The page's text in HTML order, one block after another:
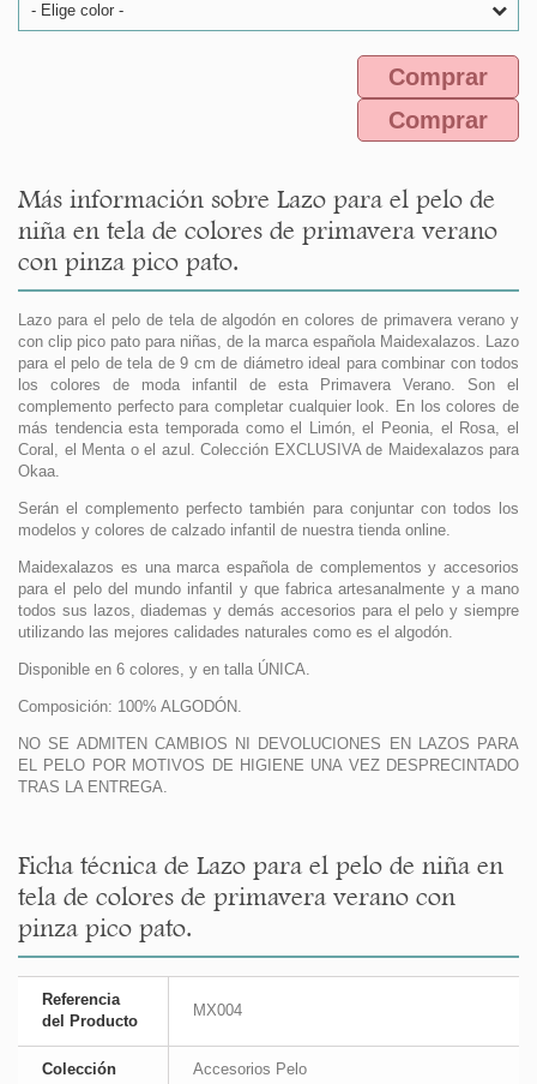
- Elige color -
Comprar
Comprar
Más información sobre Lazo para el pelo de
niña en tela de colores de primavera verano
con pinza pico pato.
Lazo para el pelo de tela de algodón en colores de primavera verano y
con clip pico pato para niñas, de la marca española Maidexalazos. Lazo
para el pelo de tela de 9 cm de diámetro ideal para combinar con todos
los colores de moda infantil de esta Primavera Verano. Son el
complemento perfecto para completar cualquier look. En los colores de
más tendencia esta temporada como el Limón, el Peonia, el Rosa, el
Coral, el Menta o el azul. Colección EXCLUSIVA de Maidexalazos para
Okaa.
Serán el complemento perfecto también para conjuntar con todos los
modelos y colores de calzado infantil de nuestra tienda online.
Maidexalazos es una marca española de complementos y accesorios
para el pelo del mundo infantil y que fabrica artesanalmente y a mano
todos sus lazos, diademas y demás accesorios para el pelo y siempre
utilizando las mejores calidades naturales como es el algodón.
Disponible en 6 colores, y en talla ÚNICA.
Composición: 100% ALGODÓN.
NO SE ADMITEN CAMBIOS NI DEVOLUCIONES EN LAZOS PARA
EL PELO POR MOTIVOS DE HIGIENE UNA VEZ DESPRECINTADO
TRAS LA ENTREGA.
Ficha técnica de Lazo para el pelo de niña en
tela de colores de primavera verano con
pinza pico pato.
Referencia
del Producto
MX004
Colección Accesorios Pelo